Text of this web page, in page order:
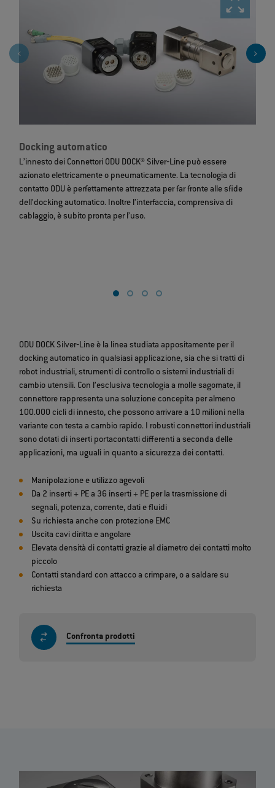
Docking automatico
L’innesto dei Connettori ODU DOCK® Silver‐Line può essere
azionato elettricamente o pneumaticamente. La tecnologia di
contatto ODU è perfettamente attrezzata per far fronte alle sfide
dell’docking automatico. Inoltre l’interfaccia, comprensiva di
cablaggio, è subito pronta per l’uso.
ODU DOCK Silver‐Line è la linea studiata appositamente per il
docking automatico in qualsiasi applicazione, sia che si tratti di
robot industriali, strumenti di controllo o sistemi industriali di
cambio utensili. Con l’esclusiva tecnologia a molle sagomate, il
connettore rappresenta una soluzione concepita per almeno
100.000 cicli di innesto, che possono arrivare a 10 milioni nella
variante con testa a cambio rapido. I robusti connettori industriali
sono dotati di inserti portacontatti differenti a seconda delle
applicazioni, ma uguali in quanto a sicurezza dei contatti.
Manipolazione e utilizzo agevoli
Da 2 inserti + PE a 36 inserti + PE per la trasmissione di
segnali, potenza, corrente, dati e fluidi
Su richiesta anche con protezione EMC
Uscita cavi diritta e angolare
Elevata densità di contatti grazie al diametro dei contatti molto
piccolo
Contatti standard con attacco a crimpare, o a saldare su
richiesta
Confronta prodotti